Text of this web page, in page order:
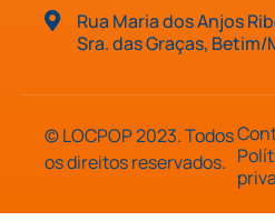
Rua Maria dos Anjos
Sra. das Graças, Betim/
© LOCPOP 2023. Todos
os direitos reservados.